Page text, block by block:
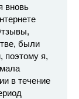
вновь
были
поэтому я,
в течение